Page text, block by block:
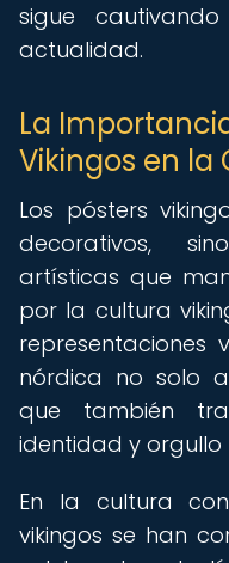
sigue
actualidad.
La
Vikingos en
Los pósters
decorativos,
artísticas que
por la cultura
representaciones
nórdica no solo
que también
identidad y orgullo
En la cultura
vikingos se han